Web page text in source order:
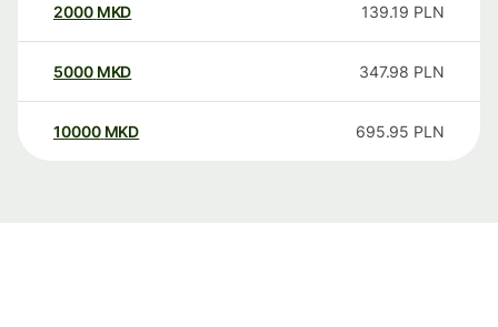
2000 MKD 139.19 PLN
5000 MKD 347.98 PLN
10000 MKD 695.95 PLN